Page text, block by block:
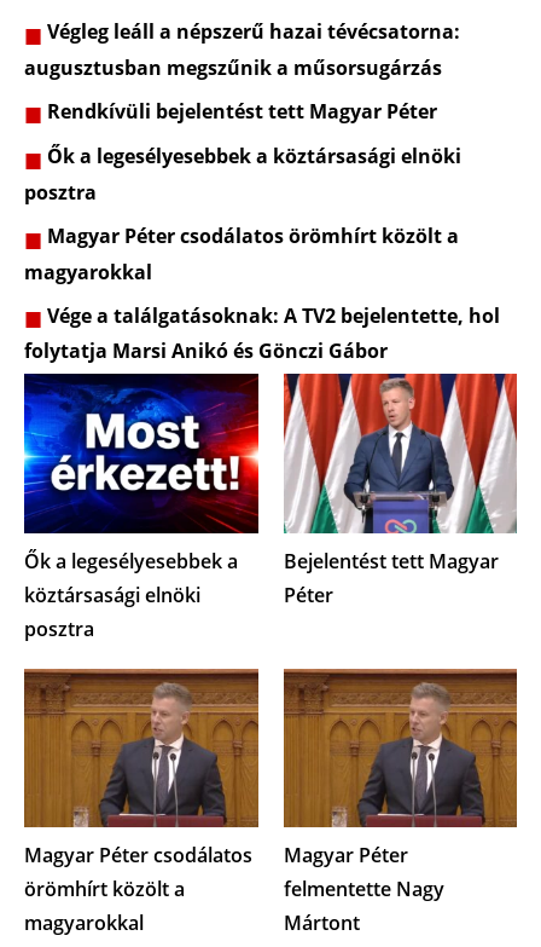
Végleg leáll a népszerű hazai tévécsatorna:
augusztusban megszűnik a műsorsugárzás
Rendkívüli bejelentést tett Magyar Péter
Ők a legesélyesebbek a köztársasági elnöki
posztra
Magyar Péter csodálatos örömhírt közölt a
magyarokkal
Vége a találgatásoknak: A TV2 bejelentette, hol
folytatja Marsi Anikó és Gönczi Gábor
Ők a legesélyesebbek a
köztársasági elnöki
posztra
Bejelentést tett Magyar
Péter
Magyar Péter csodálatos
örömhírt közölt a
magyarokkal
Magyar Péter
felmentette Nagy
Mártont